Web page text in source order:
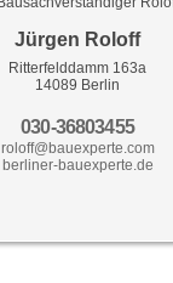
Jürgen Roloff
Ritterfelddamm 163a
14089 Berlin
030-36803455
roloff@bauexperte.com
berliner-bauexperte.de